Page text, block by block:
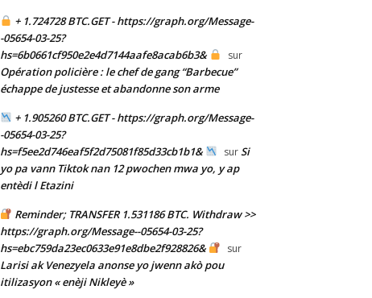
+ 1.724728 BTC.GET - https://graph.org/Message-
-05654-03-25?
hs=6b0661cf950e2e4d7144aafe8acab6b3&
sur
Opération policière : le chef de gang “Barbecue”
échappe de justesse et abandonne son arme
+ 1.905260 BTC.GET - https://graph.org/Message-
-05654-03-25?
hs=f5ee2d746eaf5f2d75081f85d33cb1b1&
surSi
yo pa vann Tiktok nan 12 pwochen mwa yo, y ap
entèdi l Etazini
Reminder; TRANSFER 1.531186 BTC. Withdraw >>
https://graph.org/Message--05654-03-25?
hs=ebc759da23ec0633e91e8dbe2f928826&
sur
Larisi ak Venezyela anonse yo jwenn akò pou
itilizasyon « enèji Nikleyè »